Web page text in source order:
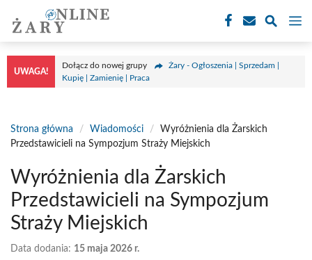
treści
UWAGA!
Dołącz do nowej grupy
Żary - Ogłoszenia | Sprzedam |
Kupię | Zamienię | Praca
Strona główna / Wiadomości /
Wyróżnienia dla Żarskich
Przedstawicieli na Sympozjum Straży Miejskich
Wyróżnienia dla Żarskich
Przedstawicieli na Sympozjum
Straży Miejskich
Data dodania: 15 maja 2026 r.